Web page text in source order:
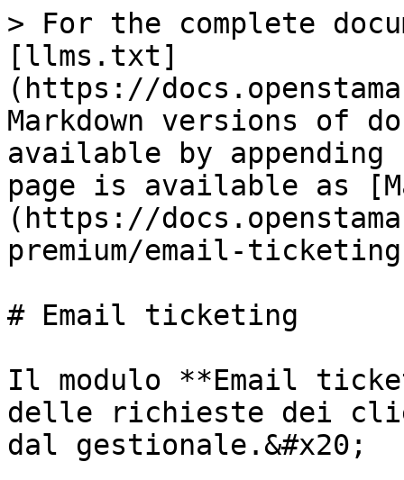
> For the complete
[llms.txt]
(https://
Markdown versions of
available by
page is available as
(https://
premium/email-
# Email ticketing
Il modulo **Email
delle richieste dei
dal gestionale.&#x20;